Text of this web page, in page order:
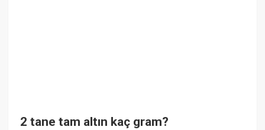
2 tane tam altın kaç gram?